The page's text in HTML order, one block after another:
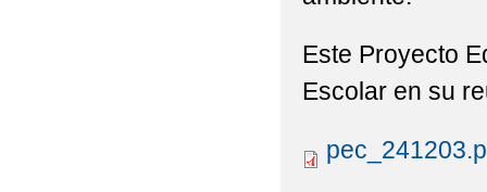
Este Proyecto
Escolar en su